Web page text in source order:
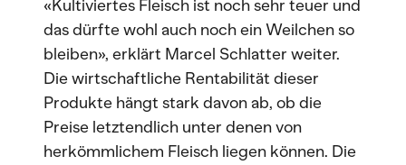
«Kultiviertes Fleisch ist noch sehr teuer und
das dürfte wohl auch noch ein Weilchen so
bleiben», erklärt Marcel Schlatter weiter.
Die wirtschaftliche Rentabilität dieser
Produkte hängt stark davon ab, ob die
Preise letztendlich unter denen von
herkömmlichem Fleisch liegen können. Die